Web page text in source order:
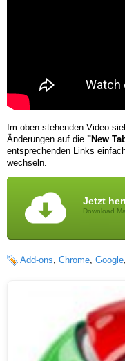
Im oben stehenden Video
Änderungen auf die "New
entsprechenden Links
wechseln.
Jetzt
Download
Add-ons, Chrome, Google,